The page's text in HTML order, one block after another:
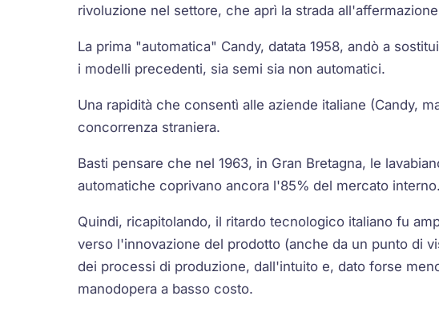
rivoluzione nel settore, che aprì la strada
La prima "automatica" Candy, datata 1958, andò a
i modelli precedenti, sia semi sia non automatici.
Una rapidità che consentì alle aziende italiane (Candy,
concorrenza straniera.
Basti pensare che nel 1963, in Gran Bretagna, le
automatiche coprivano ancora l'85% del mercato interno.
Quindi, ricapitolando, il ritardo tecnologico italiano fu
verso l'innovazione del prodotto (anche da un punto di
dei processi di produzione, dall'intuito e, dato forse
manodopera a basso costo.